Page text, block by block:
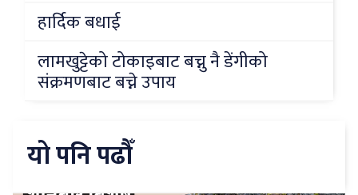
हार्दिक बधाई
लामखुट्टेको टोकाइबाट बच्नु नै डेंगीको
संक्रमणबाट बच्ने उपाय
यो पनि पढौँ